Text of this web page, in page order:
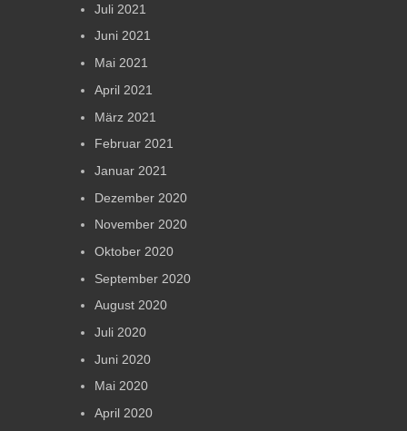
Juli 2021
Juni 2021
Mai 2021
April 2021
März 2021
Februar 2021
Januar 2021
Dezember 2020
November 2020
Oktober 2020
September 2020
August 2020
Juli 2020
Juni 2020
Mai 2020
April 2020